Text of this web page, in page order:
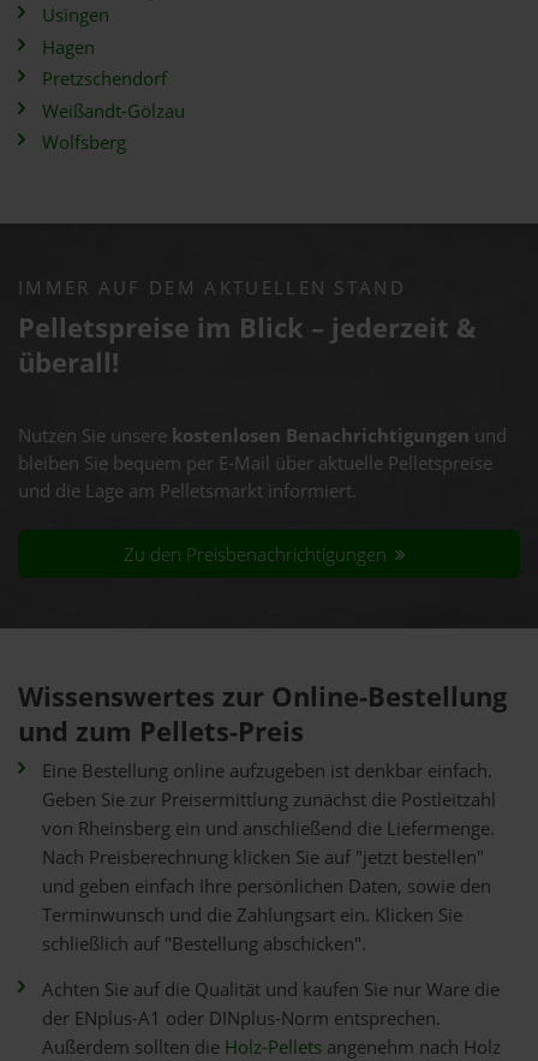
Usingen
Hagen
Pretzschendorf
Weißandt-Gölzau
Wolfsberg
IMMER AUF DEM AKTUELLEN STAND
Pelletspreise im Blick – jederzeit &
überall!
Nutzen Sie unsere kostenlosen Benachrichtigungen und
bleiben Sie bequem per E-Mail über aktuelle Pelletspreise
und die Lage am Pelletsmarkt informiert.
Zu den Preisbenachrichtigungen
Wissenswertes zur Online-Bestellung
und zum Pellets-Preis
Eine Bestellung online aufzugeben ist denkbar einfach.
Geben Sie zur Preisermittlung zunächst die Postleitzahl
von Rheinsberg ein und anschließend die Liefermenge.
Nach Preisberechnung klicken Sie auf "jetzt bestellen"
und geben einfach Ihre persönlichen Daten, sowie den
Terminwunsch und die Zahlungsart ein. Klicken Sie
schließlich auf "Bestellung abschicken".
Achten Sie auf die Qualität und kaufen Sie nur Ware die
der ENplus-A1 oder DINplus-Norm entsprechen.
Außerdem sollten die Holz-Pellets angenehm nach Holz